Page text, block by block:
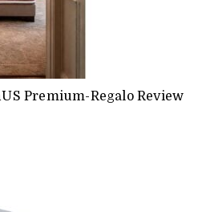
Premium-Regalo Review